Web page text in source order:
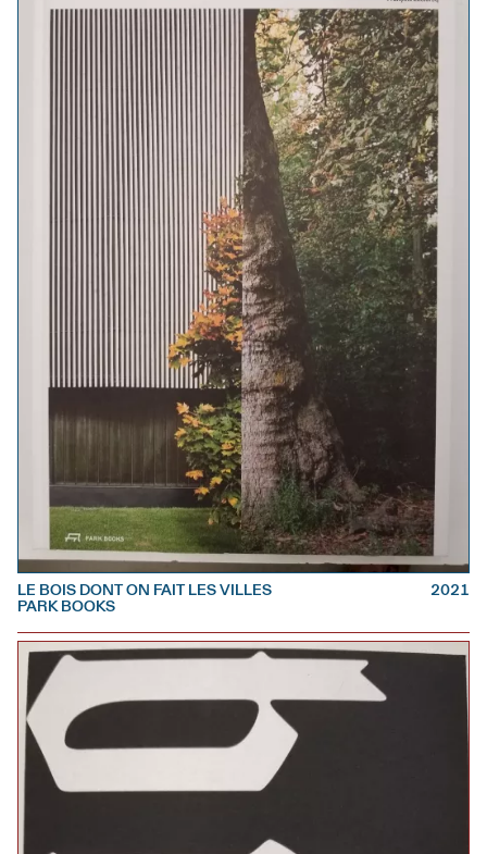
LE BOIS DONT ON FAIT LES VILLES
PARK BOOKS
2021